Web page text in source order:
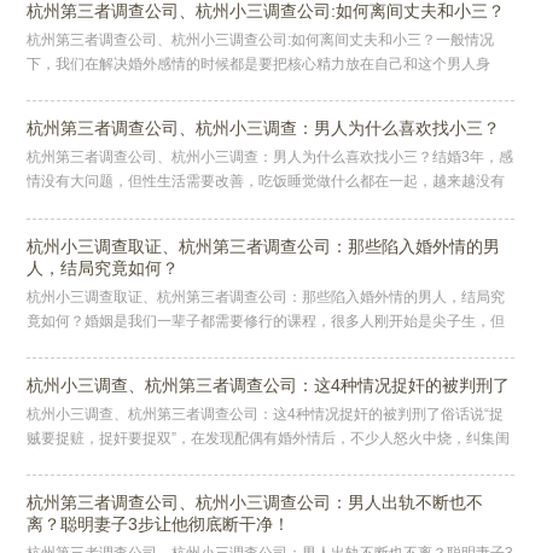
杭州第三者调查公司、杭州小三调查公司:如何离间丈夫和小三？
杭州第三者调查公司、杭州小三调查公司:如何离间丈夫和小三？一般情况
下，我们在解决婚外感情的时候都是要把核心精力放在自己和这个男人身
杭州第三者调查公司、杭州小三调查：男人为什么喜欢找小三？
杭州第三者调查公司、杭州小三调查：男人为什么喜欢找小三？结婚3年，感
情没有大问题，但性生活需要改善，吃饭睡觉做什么都在一起，越来越没有
杭州小三调查取证、杭州第三者调查公司：那些陷入婚外情的男
人，结局究竟如何？
杭州小三调查取证、杭州第三者调查公司：那些陷入婚外情的男人，结局究
竟如何？婚姻是我们一辈子都需要修行的课程，很多人刚开始是尖子生，但
杭州小三调查、杭州第三者调查公司：这4种情况捉奸的被判刑了
杭州小三调查、杭州第三者调查公司：这4种情况捉奸的被判刑了俗话说“捉
贼要捉赃，捉奸要捉双”，在发现配偶有婚外情后，不少人怒火中烧，纠集闺
杭州第三者调查公司、杭州小三调查公司：男人出轨不断也不
离？聪明妻子3步让他彻底断干净！